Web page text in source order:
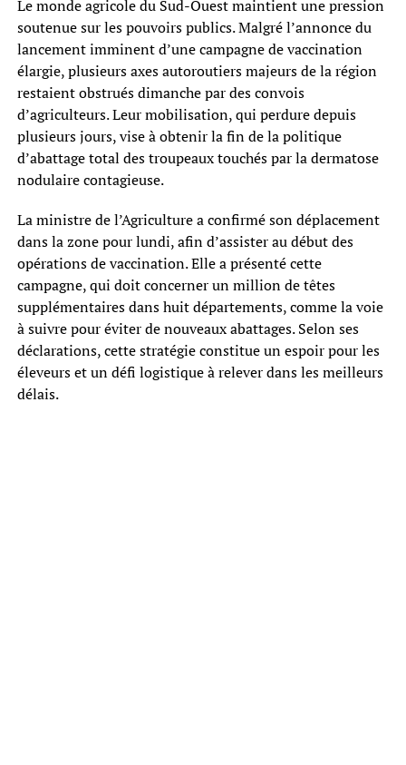
Le monde agricole du Sud-Ouest maintient une pression
soutenue sur les pouvoirs publics. Malgré l’annonce du
lancement imminent d’une campagne de vaccination
élargie, plusieurs axes autoroutiers majeurs de la région
restaient obstrués dimanche par des convois
d’agriculteurs. Leur mobilisation, qui perdure depuis
plusieurs jours, vise à obtenir la fin de la politique
d’abattage total des troupeaux touchés par la dermatose
nodulaire contagieuse.
La ministre de l’Agriculture a confirmé son déplacement
dans la zone pour lundi, afin d’assister au début des
opérations de vaccination. Elle a présenté cette
campagne, qui doit concerner un million de têtes
supplémentaires dans huit départements, comme la voie
à suivre pour éviter de nouveaux abattages. Selon ses
déclarations, cette stratégie constitue un espoir pour les
éleveurs et un défi logistique à relever dans les meilleurs
délais.